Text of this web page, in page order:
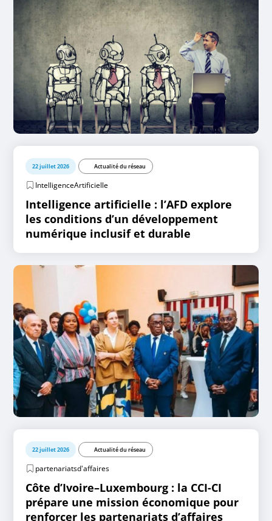
22 juillet 2026 Actualité du réseau
IntelligenceArtificielle
Intelligence artificielle : l’AFD explore
les conditions d’un développement
numérique inclusif et durable
22 juillet 2026 Actualité du réseau
partenariatsd'affaires
Côte d’Ivoire–Luxembourg : la CCI-CI
prépare une mission économique pour
renforcer les partenariats d’affaires